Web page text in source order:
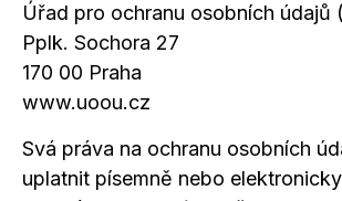
Úřad pro ochranu osobních údajů
Pplk. Sochora 27
170 00 Praha
www.uoou.cz
Svá práva na ochranu osobních
uplatnit písemně nebo